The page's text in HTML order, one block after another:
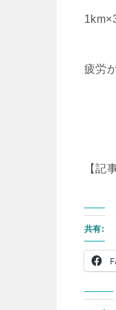
疲労
【記
共有: